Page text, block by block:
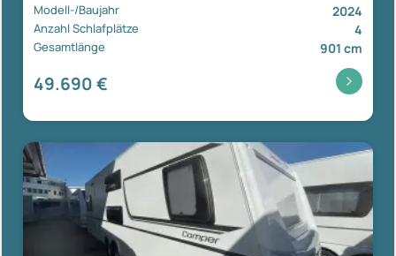
Modell-/Baujahr 2024
Anzahl Schlafplätze 4
Gesamtlänge 901 cm
49.690 €